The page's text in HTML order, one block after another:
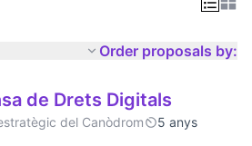
Order proposals by:
de Drets Digitals
del Canòdrom
5 anys